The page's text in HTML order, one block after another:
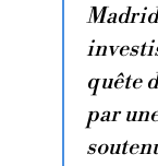
quête
par